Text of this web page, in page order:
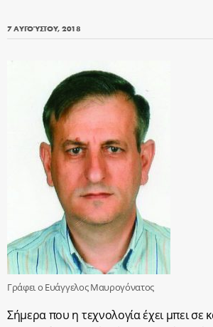
7 ΑΥΓΟΎΣΤΟΥ, 2018
Γράφει ο Ευάγγελος Μαυρογόνατος
Σήμερα που η τεχνολογία έχει μπει σε